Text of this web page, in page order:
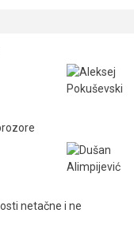
netačne i ne